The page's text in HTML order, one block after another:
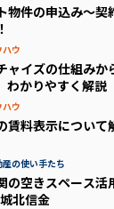
物件の申込み～契
ハウ
ャイズの仕組みか
わかりやすく解説
ハウ
賃料表示について
産の使い手たち
の空きスペース活
北信金